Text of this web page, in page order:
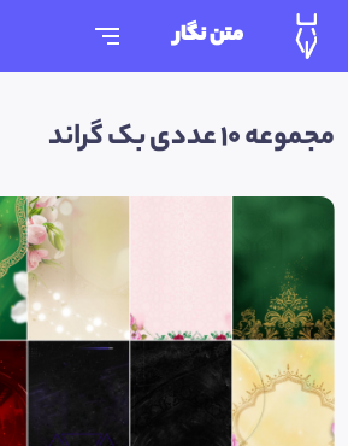
متن نگار
مجموعه ۱۰ عددی بک گراند